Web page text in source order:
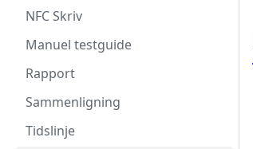
NFC Skriv
Manuel testguide
Rapport
Sammenligning
Tidslinje